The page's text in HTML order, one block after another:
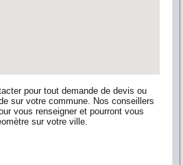
pour tout demande de devis ou
sur votre commune. Nos conseillers
vous renseigner et pourront vous
sur votre ville.